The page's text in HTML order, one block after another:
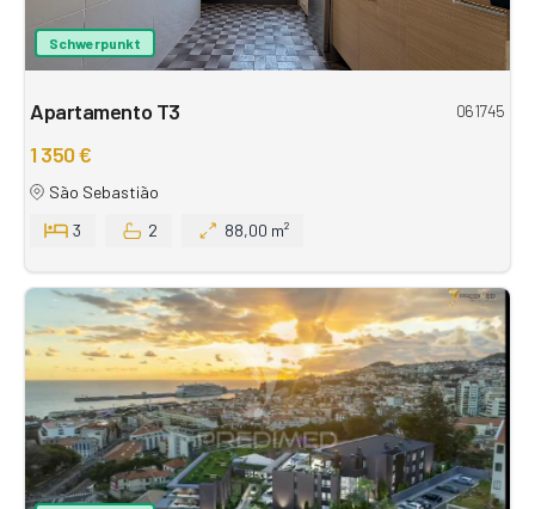
Schwerpunkt
Apartamento T3 061745
1 350 €
São Sebastião
3
2 88,00 m²